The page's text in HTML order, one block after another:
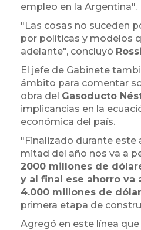
empleo en la Argentina".
"Las cosas no suceden
por políticas y modelos
adelante", concluyó Rossi
El jefe de Gabinete
ámbito para comentar
obra del Gasoducto
implicancias en la
económica del país.
"Finalizado durante este
mitad del año nos va a
2000 millones de
y al final ese ahorro va
4.000 millones de
primera etapa de
Agregó en este línea